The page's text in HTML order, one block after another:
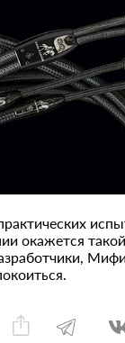
окажется